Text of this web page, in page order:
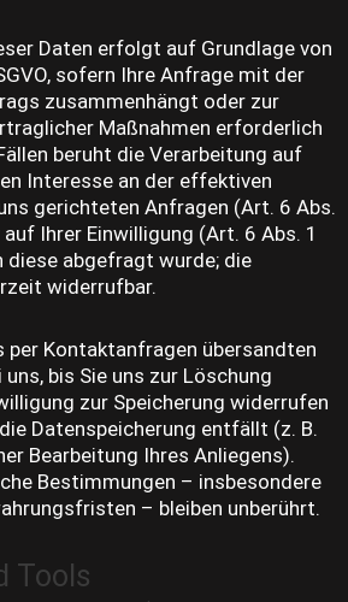
Daten erfolgt auf Grundlage von
sofern Ihre Anfrage mit der
zusammenhängt oder zur
Maßnahmen erforderlich
beruht die Verarbeitung auf
Interesse an der effektiven
gerichteten Anfragen (Art. 6 Abs.
Ihrer Einwilligung (Art. 6 Abs. 1
diese abgefragt wurde; die
widerrufbar.
per Kontaktanfragen übersandten
bis Sie uns zur Löschung
zur Speicherung widerrufen
Datenspeicherung entfällt (z. B.
Bearbeitung Ihres Anliegens).
Bestimmungen – insbesondere
– bleiben unberührt.
Tools